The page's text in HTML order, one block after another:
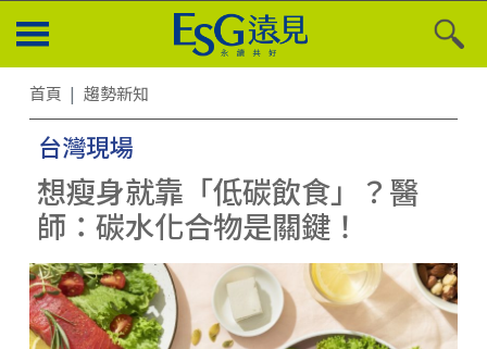
首頁 趨勢新知
台灣現場
想瘦身就靠「低碳飲食」？醫
師：碳水化合物是關鍵！